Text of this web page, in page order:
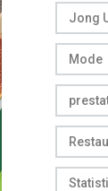
Jong
Mode